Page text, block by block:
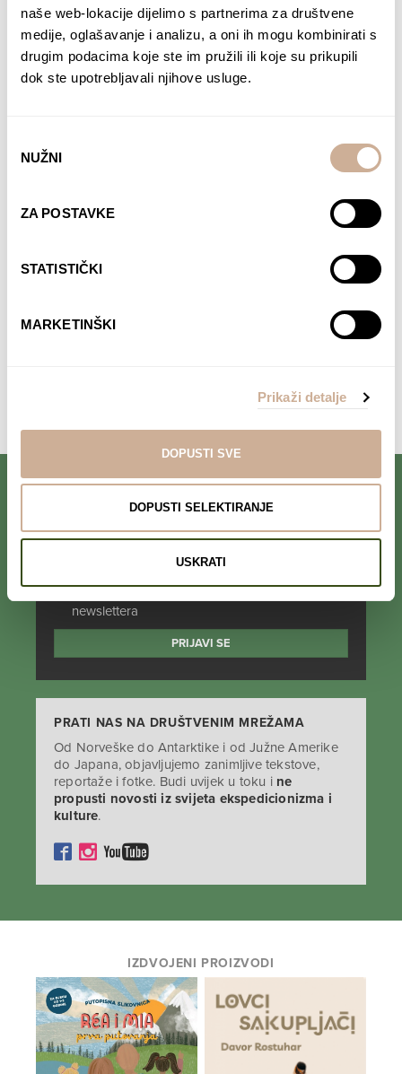
naše web-lokacije dijelimo s partnerima za društvene
medije, oglašavanje i analizu, a oni ih mogu kombinirati s
drugim podacima koje ste im pružili ili koje su prikupili
dok ste upotrebljavali njihove usluge.
pristanka
NUŽNI
ZA POSTAVKE
STATISTIČKI
MARKETINŠKI
Prikaži detalje
DOPUSTI SVE
DOPUSTI SELEKTIRANJE
USKRATI
Davor Rostuhar – Polarni san
PRIJAVI SE NA NEWSLETTER
newslettera
PRATI NAS NA DRUŠTVENIM MREŽAMA
Od Norveške do Antarktike i od Južne Amerike
do Japana, objavljujemo zanimljive tekstove,
reportaže i fotke. Budi uvijek u toku i ne
propusti novosti iz svijeta ekspedicionizma i
kulture.
IZDVOJENI PROIZVODI